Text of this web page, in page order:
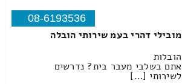
08-6193536
מובילי דהרי בעמ שירותי הובלה
הובלות
אתם בשלבי מעבר בית? נדרשים
לשירותי […]